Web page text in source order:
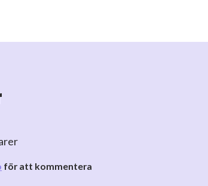
för att kommentera